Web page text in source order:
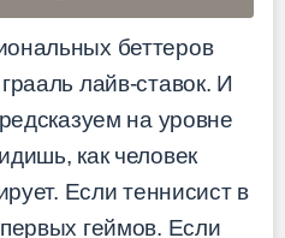
беттеров
лайв-ставок. И
на уровне
как человек
Если теннисист в
геймов. Если